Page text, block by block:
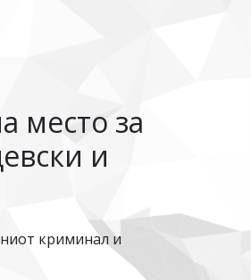
место за
и
криминал и